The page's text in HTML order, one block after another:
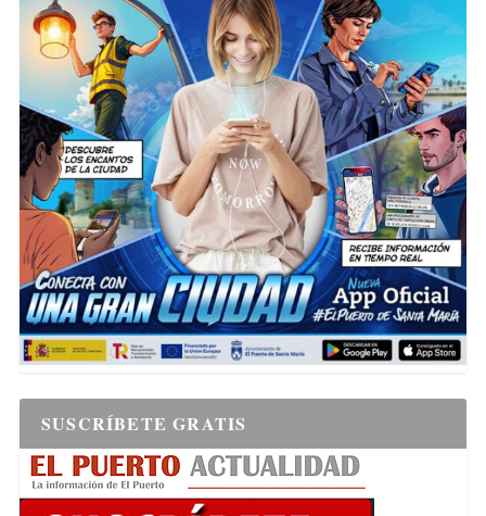
SUSCRÍBETE GRATIS